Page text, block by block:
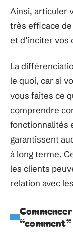
Ainsi, articuler
très efficace
et d’inciter vos
La
le quoi, car si
vous faites ce
comprendre
fonctionnalités
garantissent
à long terme.
les clients
relation avec
“comment”